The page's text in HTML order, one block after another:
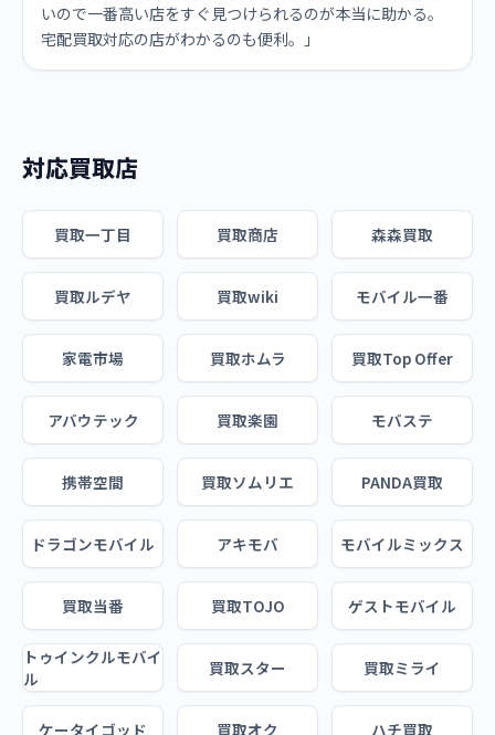
いので一番高い店をすぐ見つけられるのが本当に助かる。
宅配買取対応の店がわかるのも便利。」
対応買取店
買取一丁目 買取商店 森森買取
買取ルデヤ 買取wiki モバイル一番
家電市場 買取ホムラ 買取Top Offer
アバウテック 買取楽園 モバステ
携帯空間 買取ソムリエ PANDA買取
ドラゴンモバイル アキモバ モバイルミックス
買取当番 買取TOJO ゲストモバイル
トゥインクルモバイ
ル
買取スター 買取ミライ
ケータイゴッド 買取オク ハチ買取